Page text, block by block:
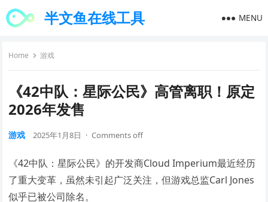
半文鱼在线工具 MENU
Home 游戏
《42中队：星际公民》高管离职！原定
2026年发售
游戏 2025年1月8日 · Comments off
《42中队：星际公民》的开发商Cloud Imperium最近经历
了重大变革，虽然未引起广泛关注，但游戏总监Carl Jones
似乎已被公司除名。